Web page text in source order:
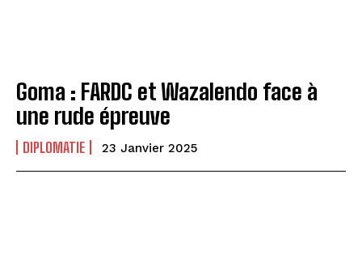
Goma : FARDC et Wazalendo face à
une rude épreuve
DIPLOMATIE 23 Janvier 2025